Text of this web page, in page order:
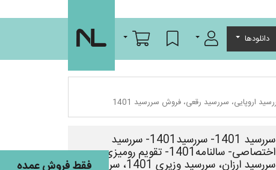
دانلودها ورود/عضویتلیست مورد علاقه
سبد خرید
سررسید 1401- سررسید1401- سررسید
اختصاصی- سالنامه1401- تقویم رومیزی،
سررسید ارزان، سررسید وزیری 1401، سررسیدفقط فروش عمده